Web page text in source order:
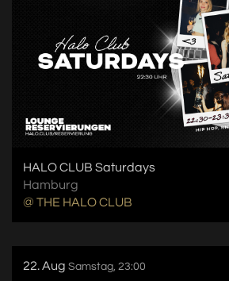
HALO CLUB Saturdays
Hamburg
@ THE HALO CLUB
22. Aug Samstag, 23:00